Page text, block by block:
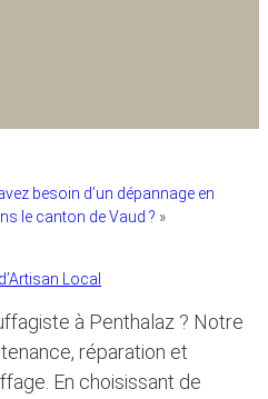
besoin d’un dépannage en
le canton de Vaud ? »
d’Artisan Local
à Penthalaz ? Notre
réparation et
En choisissant de